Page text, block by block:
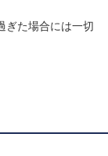
ぎた場合には一切